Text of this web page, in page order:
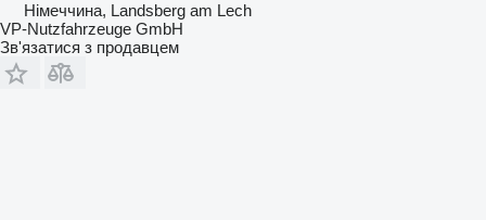
Німеччина, Landsberg am Lech
VP-Nutzfahrzeuge GmbH
Зв'язатися з продавцем